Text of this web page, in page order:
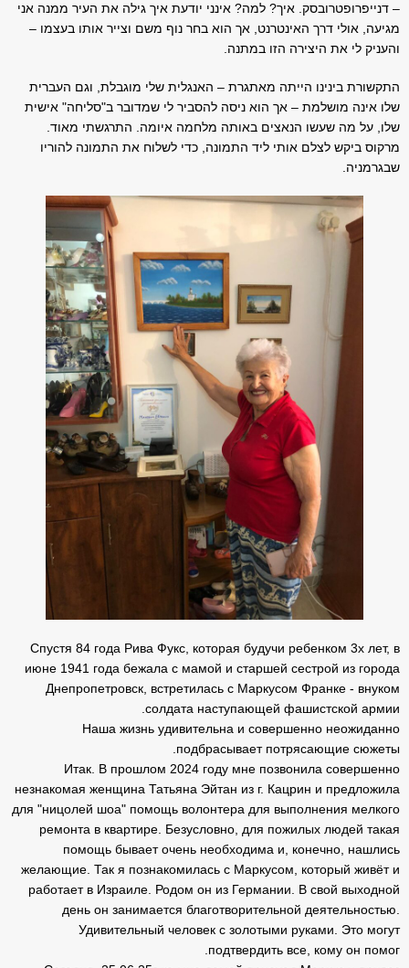
– דנייפרופטרובסק. איך? למה? אינני יודעת איך גילה את העיר ממנה אני
מגיעה, אולי דרך האינטרנט, אך הוא בחר נוף משם וצייר אותו בעצמו –
והעניק לי את היצירה הזו במתנה.
התקשורת בינינו הייתה מאתגרת – האנגלית שלי מוגבלת, וגם העברית
שלו אינה מושלמת – אך הוא ניסה להסביר לי שמדובר ב"סליחה" אישית
שלו, על מה שעשו הנאצים באותה מלחמה איומה. התרגשתי מאוד.
מרקוס ביקש לצלם אותי ליד התמונה, כדי לשלוח את התמונה להוריו
שבגרמניה.
Спустя 84 года Рива Фукс, которая будучи ребенком 3х лет, в
июне 1941 года бежала с мамой и старшей сестрой из города
Днепропетровск, встретилась с Маркусом Франке - внуком
солдата наступающей фашистской армии.
Наша жизнь удивительна и совершенно неожиданно
подбрасывает потрясающие сюжеты.
Итак. В прошлом 2024 году мне позвонила совершенно
незнакомая женщина Татьяна Эйтан из г. Кацрин и предложила
для "ницолей шоа" помощь волонтера для выполнения мелкого
ремонта в квартире. Безусловно, для пожилых людей такая
помощь бывает очень необходима и, конечно, нашлись
желающие. Так я познакомилась с Маркусом, который живёт и
работает в Израиле. Родом он из Германии. В свой выходной
день он занимается благотворительной деятельностью.
Удивительный человек с золотыми руками. Это могут
подтвердить все, кому он помог.